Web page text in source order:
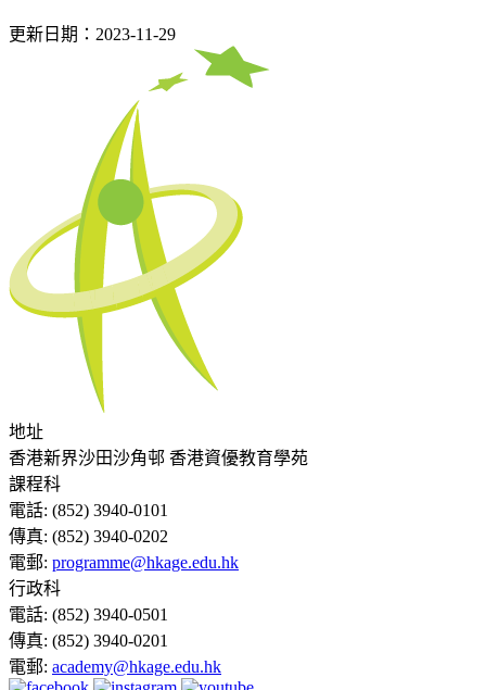
更新日期：2023-11-29
地址
香港新界沙田沙角邨 香港資優教育學苑
課程科
電話: (852) 3940-0101
傳真: (852) 3940-0202
電郵: programme@hkage.edu.hk
行政科
電話: (852) 3940-0501
傳真: (852) 3940-0201
電郵: academy@hkage.edu.hk